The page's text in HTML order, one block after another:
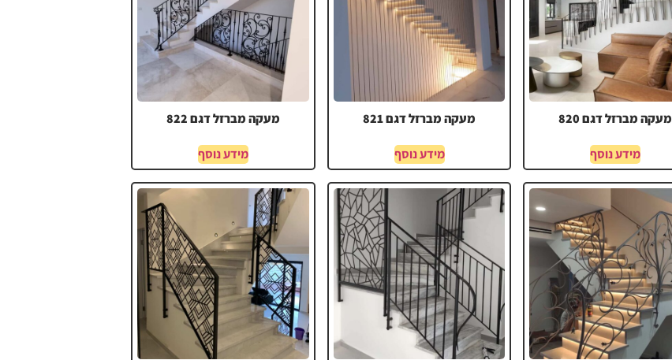
מעקה מברזל דגם 820
מידע נוסף
מעקה מברזל דגם 821
מידע נוסף
מעקה מברזל דגם 822
מידע נוסף